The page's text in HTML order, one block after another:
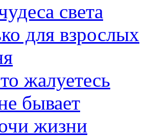
света
для взрослых
жалуетесь
бывает
жизни